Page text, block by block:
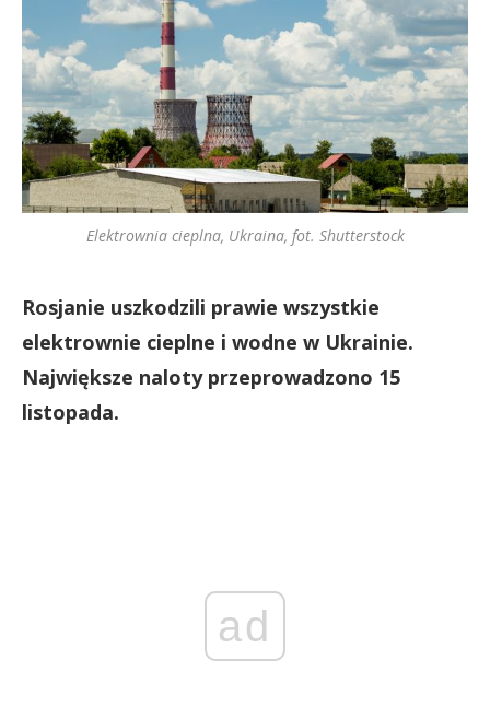
Elektrownia cieplna, Ukraina, fot. Shutterstock
Rosjanie uszkodzili prawie wszystkie
elektrownie cieplne i wodne w Ukrainie.
Największe naloty przeprowadzono 15
listopada.
ad